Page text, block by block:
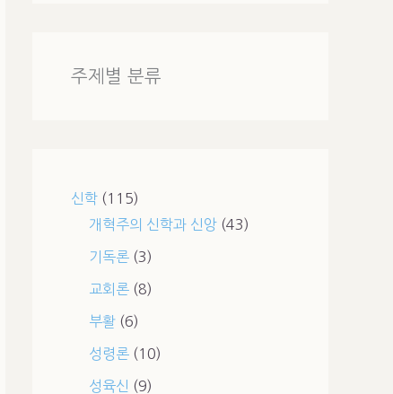
주제별 분류
신학(115)
개혁주의 신학과 신앙(43)
기독론(3)
교회론(8)
부활(6)
성령론(10)
성육신 (9)